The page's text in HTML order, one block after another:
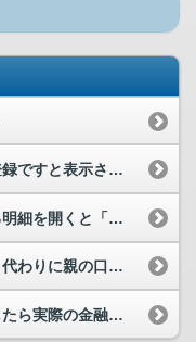
口座登録しましたが、口座情報は未登録ですと表示されてしまいます。なぜですか。
やること画面で「却下」と表示される明細を開くと「申請された口座は登録済でした。違う口座を入力し...
こどもは銀行口座を持っていません。代わりに親の口座を登録できますか。
マイナポータルから口座情報を削除したら実際の金融機関の口座に影響がありますでしょうか。